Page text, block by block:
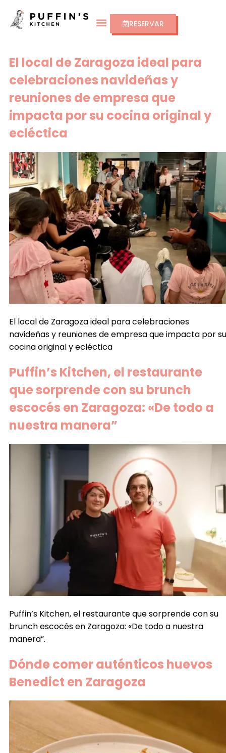
RESERVAR
El local de Zaragoza ideal para
celebraciones navideñas y
reuniones de empresa que
impacta por su cocina original y
ecléctica
El local de Zaragoza ideal para celebraciones
navideñas y reuniones de empresa que impacta por su
cocina original y ecléctica
Puffin’s Kitchen, el restaurante
que sorprende con su brunch
escocés en Zaragoza: «De todo a
nuestra manera”
Puffin’s Kitchen, el restaurante que sorprende con su
brunch escocés en Zaragoza: «De todo a nuestra
manera”.
Dónde comer auténticos huevos
Benedict en Zaragoza